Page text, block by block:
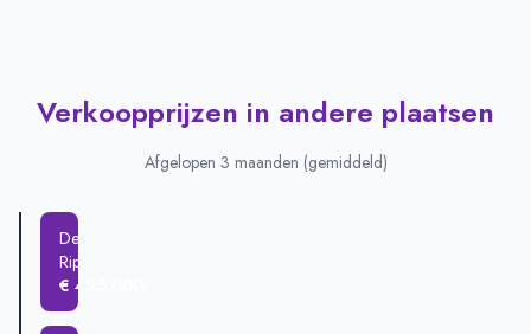
Verkoopprijzen in andere plaatsen
Afgelopen 3 maanden (gemiddeld)
De
Rips
€ 495.000